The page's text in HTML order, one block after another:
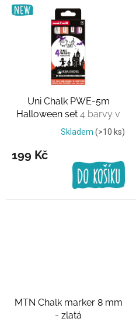
Uni Chalk PWE-5m
Halloween set 4 barvy v
sadě
Skladem (>10 ks)
199 Kč
MTN Chalk marker 8 mm
- zlatá